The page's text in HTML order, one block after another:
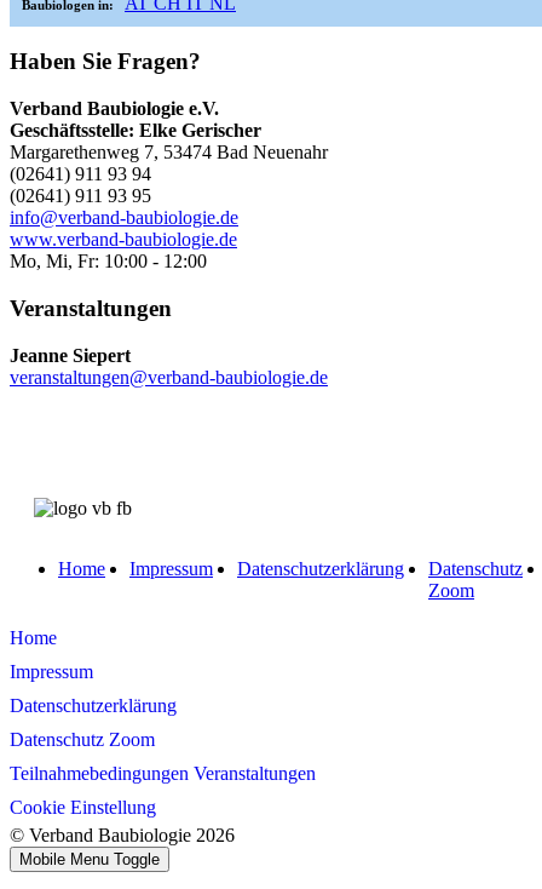
Baubiologen in:
Haben Sie Fragen?
Verband Baubiologie e.V.
Geschäftsstelle: Elke Gerischer
Margarethenweg 7, 53474 Bad Neuenahr
(02641) 911 93 94
(02641) 911 93 95
info@verband-baubiologie.de
www.verband-baubiologie.de
Mo, Mi, Fr: 10:00 - 12:00
Veranstaltungen
Jeanne Siepert
veranstaltungen@verband-baubiologie.de
Home Impressum Datenschutzerklärung
Datenschutz
Zoom
Home
Impressum
Datenschutzerklärung
Datenschutz Zoom
Teilnahmebedingungen Veranstaltungen
Cookie Einstellung
© Verband Baubiologie 2026
Mobile Menu Toggle